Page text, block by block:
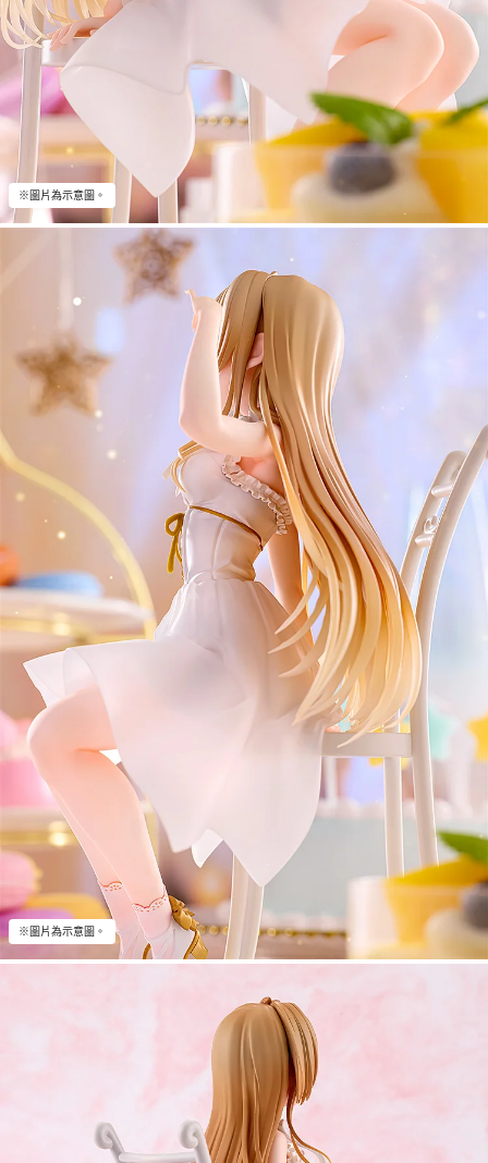
※圖片為示意圖。
※圖片為示意圖。